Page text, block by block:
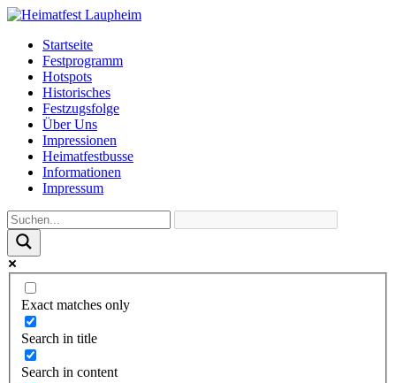
Startseite
Festprogramm
Hotspots
Historisches
Festzugsfolge
Über Uns
Impressionen
Heimatfestbusse
Informationen
Impressum
Exact matches only
Search in title
Search in content